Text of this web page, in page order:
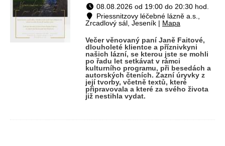
08.08.2026 od 19:00 do 20:30 hod.
Priessnitzovy léčebné lázně a.s.,
Zrcadlový sál, Jeseník | Mapa
Večer věnovaný paní Janě Faitové,
dlouholeté klientce a příznivkyni
našich lázní, se kterou jste se mohli
po řadu let setkávat v rámci
kulturního programu, při besedách a
autorských čteních. Zazní úryvky z
její tvorby, včetně textů, které
připravovala a které za svého života
již nestihla vydat.